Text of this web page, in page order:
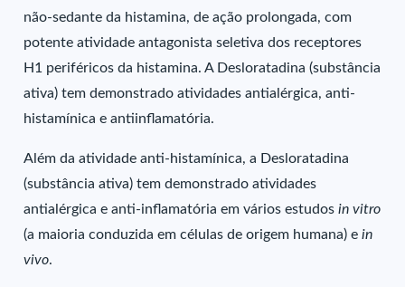
não-sedante da histamina, de ação prolongada, com
potente atividade antagonista seletiva dos receptores
H1 periféricos da histamina. A Desloratadina (substância
ativa) tem demonstrado atividades antialérgica, anti-
histamínica e antiinflamatória.
Além da atividade anti-histamínica, a Desloratadina
(substância ativa) tem demonstrado atividades
antialérgica e anti-inflamatória em vários estudosin vitro
(a maioria conduzida em células de origem humana) ein
vivo.